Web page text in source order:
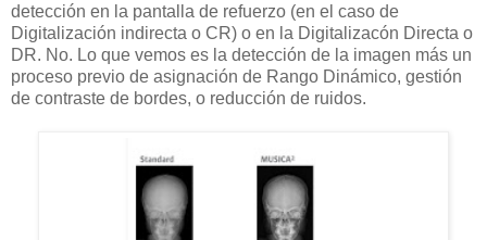
detección en la pantalla de refuerzo (en el caso de
Digitalización indirecta o CR) o en la Digitalizacón Directa o
DR. No. Lo que vemos es la detección de la imagen más un
proceso previo de asignación de Rango Dinámico, gestión
de contraste de bordes, o reducción de ruidos.